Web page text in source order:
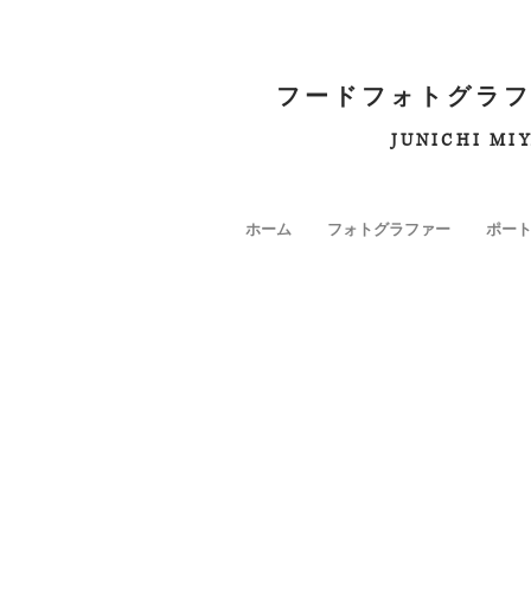
フードフォトグラ
JUNICHI
ホーム フォトグラファー ポー